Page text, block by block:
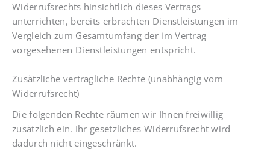
Widerrufsrechts hinsichtlich dieses Vertrags
unterrichten, bereits erbrachten Dienstleistungen im
Vergleich zum Gesamtumfang der im Vertrag
vorgesehenen Dienstleistungen entspricht.
Zusätzliche vertragliche Rechte (unabhängig vom
Widerrufsrecht)
Die folgenden Rechte räumen wir Ihnen freiwillig
zusätzlich ein. Ihr gesetzliches Widerrufsrecht wird
dadurch nicht eingeschränkt.